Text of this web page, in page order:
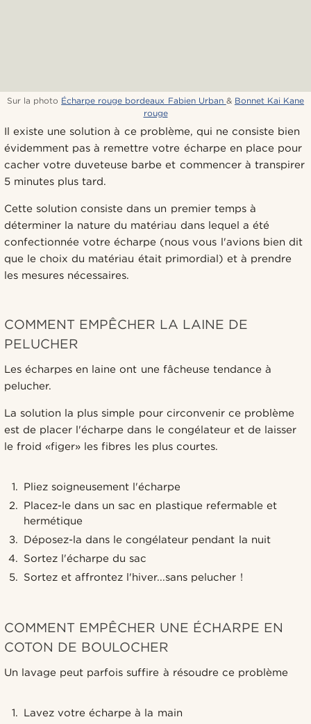
Sur la photo Écharpe rouge bordeaux Fabien Urban & Bonnet Kai Kane
rouge
Il existe une solution à ce problème, qui ne consiste bien
évidemment pas à remettre votre écharpe en place pour
cacher votre duveteuse barbe et commencer à transpirer
5 minutes plus tard.
Cette solution consiste dans un premier temps à
déterminer la nature du matériau dans lequel a été
confectionnée votre écharpe (nous vous l'avions bien dit
que le choix du matériau était primordial) et à prendre
les mesures nécessaires.
COMMENT EMPÊCHER LA LAINE DE
PELUCHER
Les écharpes en laine ont une fâcheuse tendance à
pelucher.
La solution la plus simple pour circonvenir ce problème
est de placer l'écharpe dans le congélateur et de laisser
le froid «figer» les fibres les plus courtes.
Pliez soigneusement l'écharpe
Placez-le dans un sac en plastique refermable et
hermétique
Déposez-la dans le congélateur pendant la nuit
Sortez l'écharpe du sac
Sortez et affrontez l'hiver...sans pelucher !
COMMENT EMPÊCHER UNE ÉCHARPE EN
COTON DE BOULOCHER
Un lavage peut parfois suffire à résoudre ce problème
Lavez votre écharpe à la main